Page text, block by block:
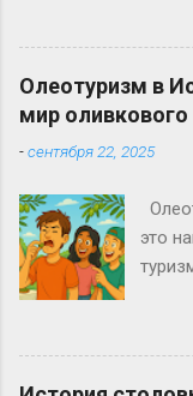
Олеотуризм в
мир
-сентября 22, 2025
это